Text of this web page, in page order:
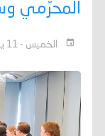
المحرّمي
الخميس - 11 يونيو 2026 - 08:52 م بتوقيت عدن